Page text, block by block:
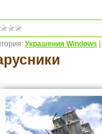
Украшения Windows